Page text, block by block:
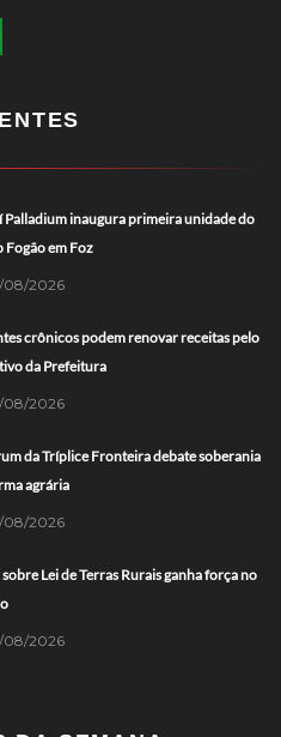
Palladium inaugura primeira unidade do
Fogão em Foz
08/2026
crônicos podem renovar receitas pelo
da Prefeitura
08/2026
da Tríplice Fronteira debate soberania
agrária
08/2026
Lei de Terras Rurais ganha força no
08/2026